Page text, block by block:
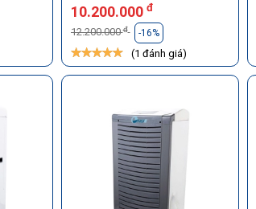
10.200.000 đ
12.200.000đ -16%
(1 đánh giá)